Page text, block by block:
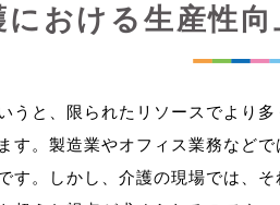
における生産性向
うと、限られたリソースでより
す。製造業やオフィス業務など
す。しかし、介護の現場では、